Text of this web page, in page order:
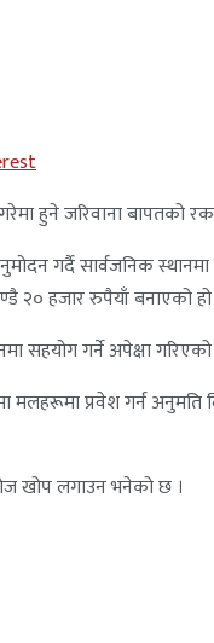
हुने जरिवाना बापतको
गर्दै सार्वजनिक
२० हजार रुपैयाँ बनाएको हो
सहयोग गर्ने अपेक्षा
प्रवेश गर्न अनुमति
खोप लगाउन भनेको छ ।